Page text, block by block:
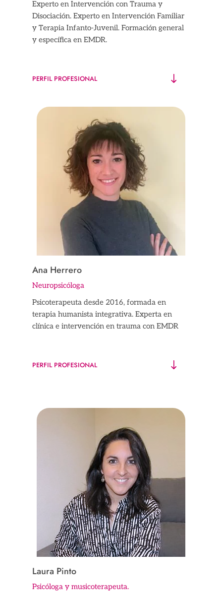
Experto en Intervención con Trauma y
Disociación. Experto en Intervención Familiar
y Terapia Infanto-Juvenil. Formación general
y específica en EMDR.
PERFIL PROFESIONAL
Ana Herrero
Neuropsicóloga
Psicoterapeuta desde 2016, formada en
terapia humanista integrativa. Experta en
clínica e intervención en trauma con EMDR
PERFIL PROFESIONAL
Laura Pinto
Psicóloga y musicoterapeuta.